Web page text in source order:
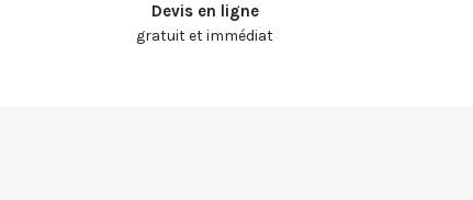
Devis en ligne
gratuit et immédiat